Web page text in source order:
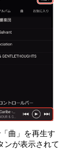
曲」を再生す
ンが表示されて